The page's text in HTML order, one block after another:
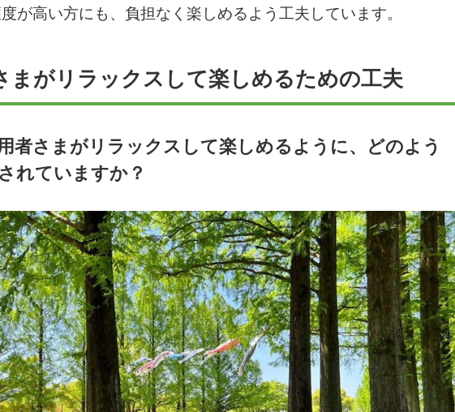
が高い方にも、負担なく楽しめるよう工夫しています。
まがリラックスして楽しめるための工夫
者さまがリラックスして楽しめるように、どのよう
れていますか？